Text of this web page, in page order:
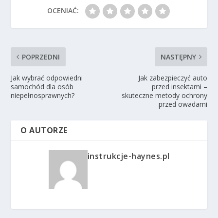
OCENIAĆ:
POPRZEDNI
Jak wybrać odpowiedni
samochód dla osób
niepełnosprawnych?
NASTĘPNY
Jak zabezpieczyć auto
przed insektami –
skuteczne metody ochrony
przed owadami
O AUTORZE
instrukcje-haynes.pl